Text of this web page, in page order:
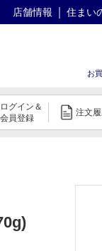
店舗情報 住まい
お
ログイン＆
会員登録
注文